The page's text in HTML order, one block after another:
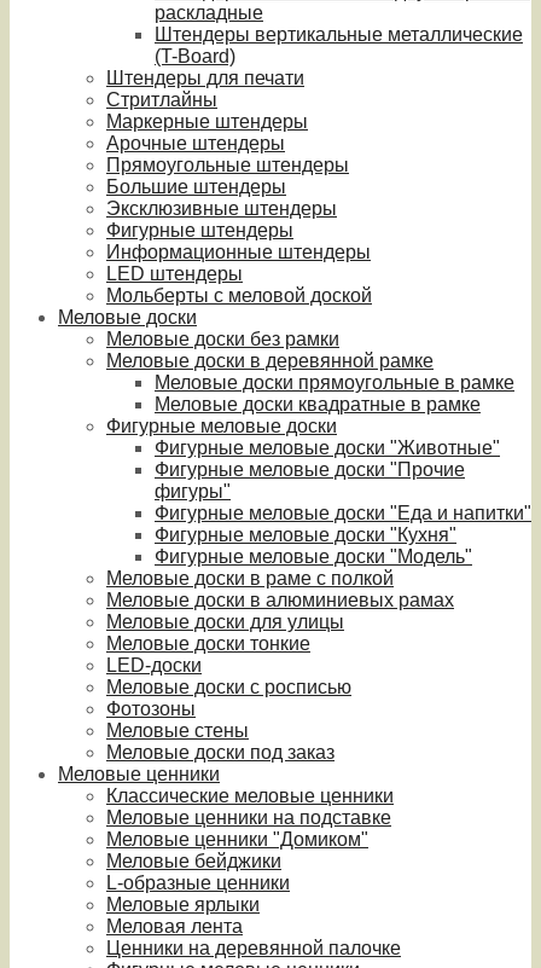
раскладные
Штендеры вертикальные металлические
(T-Board)
Штендеры для печати
Стритлайны
Маркерные штендеры
Арочные штендеры
Прямоугольные штендеры
Большие штендеры
Эксклюзивные штендеры
Фигурные штендеры
Информационные штендеры
LED штендеры
Мольберты с меловой доской
Меловые доски
Меловые доски без рамки
Меловые доски в деревянной рамке
Меловые доски прямоугольные в рамке
Меловые доски квадратные в рамке
Фигурные меловые доски
Фигурные меловые доски "Животные"
Фигурные меловые доски "Прочие
фигуры"
Фигурные меловые доски "Еда и напитки"
Фигурные меловые доски "Кухня"
Фигурные меловые доски "Модель"
Меловые доски в раме с полкой
Меловые доски в алюминиевых рамах
Меловые доски для улицы
Меловые доски тонкие
LED-доски
Меловые доски с росписью
Фотозоны
Меловые стены
Меловые доски под заказ
Меловые ценники
Классические меловые ценники
Меловые ценники на подставке
Меловые ценники "Домиком"
Меловые бейджики
L-образные ценники
Меловые ярлыки
Меловая лента
Ценники на деревянной палочке